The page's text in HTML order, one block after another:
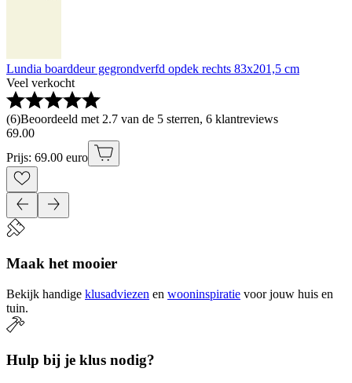
Lundia boarddeur gegrondverfd opdek rechts 83x201,5 cm
Veel verkocht
(6)Beoordeeld met 2.7 van de 5 sterren, 6 klantreviews
69.00
Prijs: 69.00 euro
Maak het mooier
Bekijk handige klusadviezen en wooninspiratie voor jouw huis en
tuin.
Hulp bij je klus nodig?